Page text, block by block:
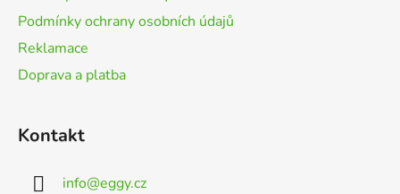
Podmínky ochrany osobních údajů
Reklamace
Doprava a platba
Kontakt
info@eggy.cz